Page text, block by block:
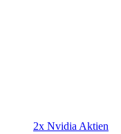
2x Nvidia Aktien